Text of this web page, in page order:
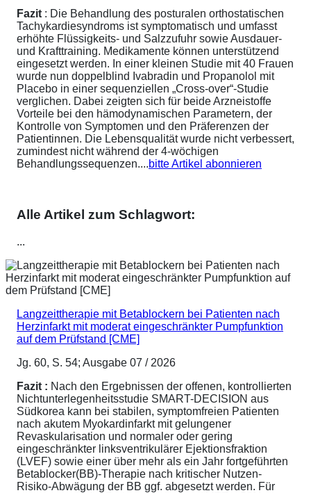
Fazit : Die Behandlung des posturalen orthostatischen
Tachykardiesyndroms ist symptomatisch und umfasst
erhöhte Flüssigkeits- und Salzzufuhr sowie Ausdauer-
und Krafttraining. Medikamente können unterstützend
eingesetzt werden. In einer kleinen Studie mit 40 Frauen
wurde nun doppelblind Ivabradin und Propanolol mit
Placebo in einer sequenziellen „Cross-over“-Studie
verglichen. Dabei zeigten sich für beide Arzneistoffe
Vorteile bei den hämodynamischen Parametern, der
Kontrolle von Symptomen und den Präferenzen der
Patientinnen. Die Lebensqualität wurde nicht verbessert,
zumindest nicht während der 4-wöchigen
Behandlungssequenzen....bitte Artikel abonnieren
Alle Artikel zum Schlagwort:
...
Langzeittherapie mit Betablockern bei Patienten nach
Herzinfarkt mit moderat eingeschränkter Pumpfunktion
auf dem Prüfstand [CME]
Jg. 60, S. 54; Ausgabe 07 / 2026
Fazit : Nach den Ergebnissen der offenen, kontrollierten
Nichtunterlegenheitsstudie SMART-DECISION aus
Südkorea kann bei stabilen, symptomfreien Patienten
nach akutem Myokardinfarkt mit gelungener
Revaskularisation und normaler oder gering
eingeschränkter linksventrikulärer Ejektionsfraktion
(LVEF) sowie einer über mehr als ein Jahr fortgeführten
Betablocker(BB)-Therapie nach kritischer Nutzen-
Risiko-Abwägung der BB ggf. abgesetzt werden. Für